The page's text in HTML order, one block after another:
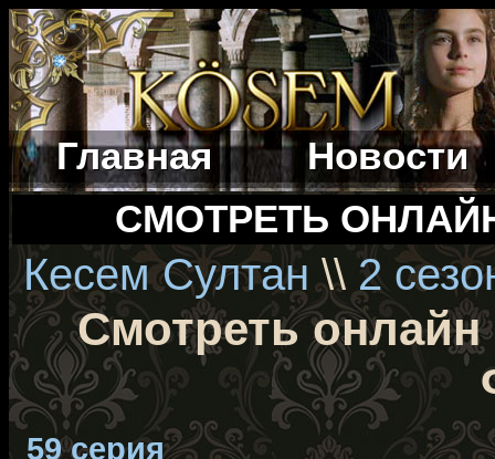
Главная
Новости
СМОТРЕТЬ
Кесем Султан\\ 2
Смотреть
59 серия